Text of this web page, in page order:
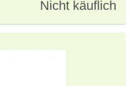
Nicht käuflich